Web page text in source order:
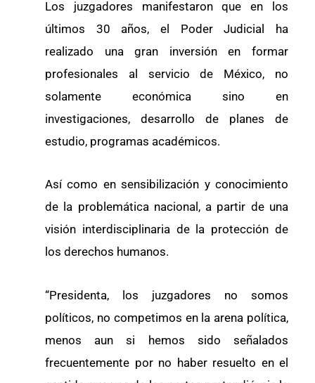
Los juzgadores manifestaron que en los
últimos 30 años, el Poder Judicial ha
realizado una gran inversión en formar
profesionales al servicio de México, no
solamente económica sino en
investigaciones, desarrollo de planes de
estudio, programas académicos.
Así como en sensibilización y conocimiento
de la problemática nacional, a partir de una
visión interdisciplinaria de la protección de
los derechos humanos.
“Presidenta, los juzgadores no somos
políticos, no competimos en la arena política,
menos aun si hemos sido señalados
frecuentemente por no haber resuelto en el